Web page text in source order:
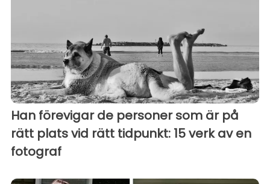
Han förevigar de personer som är på
rätt plats vid rätt tidpunkt: 15 verk av en
fotograf